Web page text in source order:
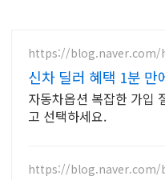
https://blog.naver.com/
신차 딜러 혜택 1분 만
자동차옵션 복잡한 가입
고 선택하세요.
https://blog.naver.com/